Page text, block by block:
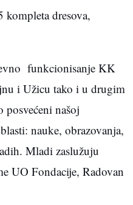
dresova,
funkcionisanje KK
i Užicu tako i u drugim
našoj
nauke, obrazovanja,
Mladi zaslužuju
UO Fondacije, Radovan